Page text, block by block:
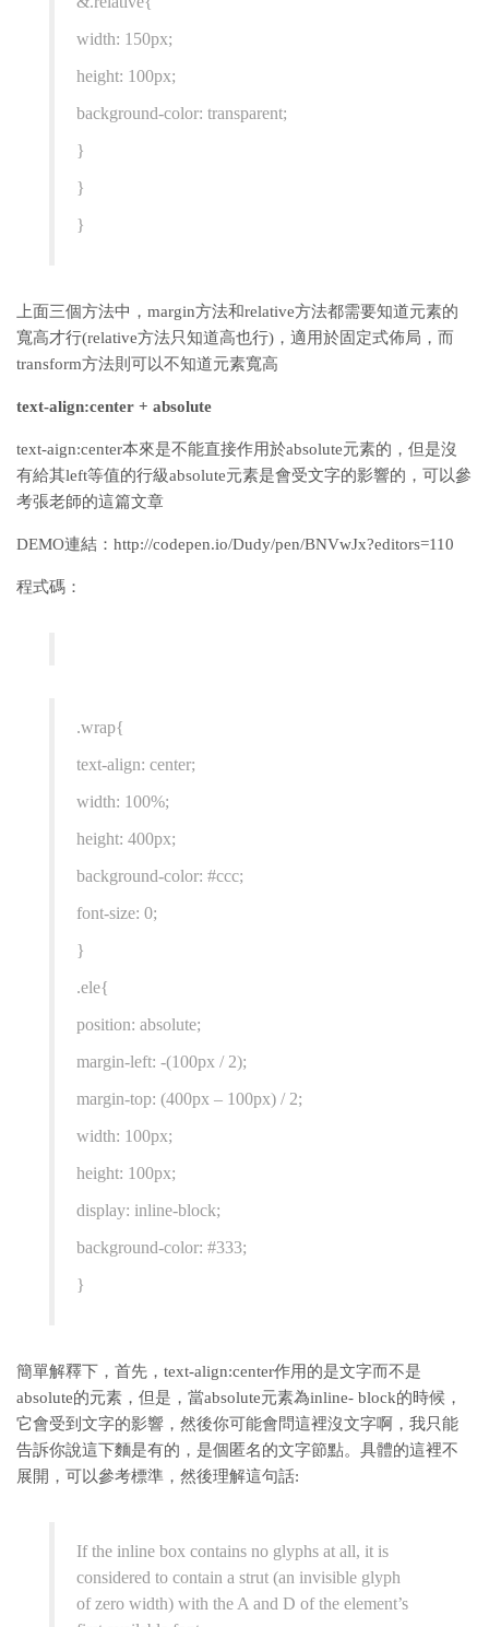
width: 150px;
height: 100px;
background-color: transparent;
}
}
}
上面三個方法中，margin方法和relative方法都需要知道元素的
寬高才行(relative方法只知道高也行)，適用於固定式佈局，而
transform方法則可以不知道元素寬高
text-align:center + absolute
text-aign:center本來是不能直接作用於absolute元素的，但是沒
有給其left等值的行級absolute元素是會受文字的影響的，可以參
考張老師的這篇文章
DEMO連結：http://codepen.io/Dudy/pen/BNVwJx?editors=110
程式碼：
.wrap{
text-align: center;
width: 100%;
height: 400px;
background-color: #ccc;
font-size: 0;
}
.ele{
position: absolute;
margin-left: -(100px / 2);
margin-top: (400px – 100px) / 2;
width: 100px;
height: 100px;
display: inline-block;
background-color: #333;
}
簡單解釋下，首先，text-align:center作用的是文字而不是
absolute的元素，但是，當absolute元素為inline- block的時候，
它會受到文字的影響，然後你可能會問這裡沒文字啊，我只能
告訴你說這下麵是有的，是個匿名的文字節點。具體的這裡不
展開，可以參考標準，然後理解這句話:
If the inline box contains no glyphs at all, it is
considered to contain a strut (an invisible glyph
of zero width) with the A and D of the element’s